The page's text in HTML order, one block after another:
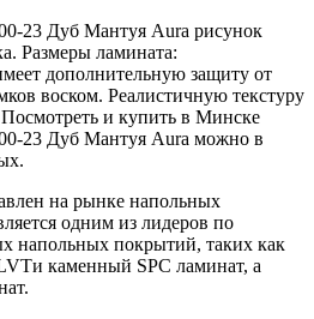
23 Дуб Мантуя Aura рисунок
Размеры ламината:
дополнительную защиту от
воском. Реалистичную текстуру
и купить в Минске
23 Дуб Мантуя Aura можно в
на рынке напольных
одним из лидеров по
напольных покрытий, таких как
каменный SPC ламинат, а